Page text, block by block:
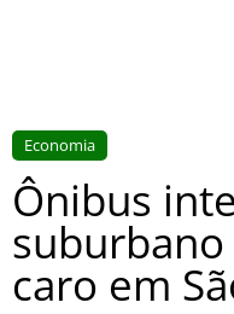
Economia
Ônibus
caro em